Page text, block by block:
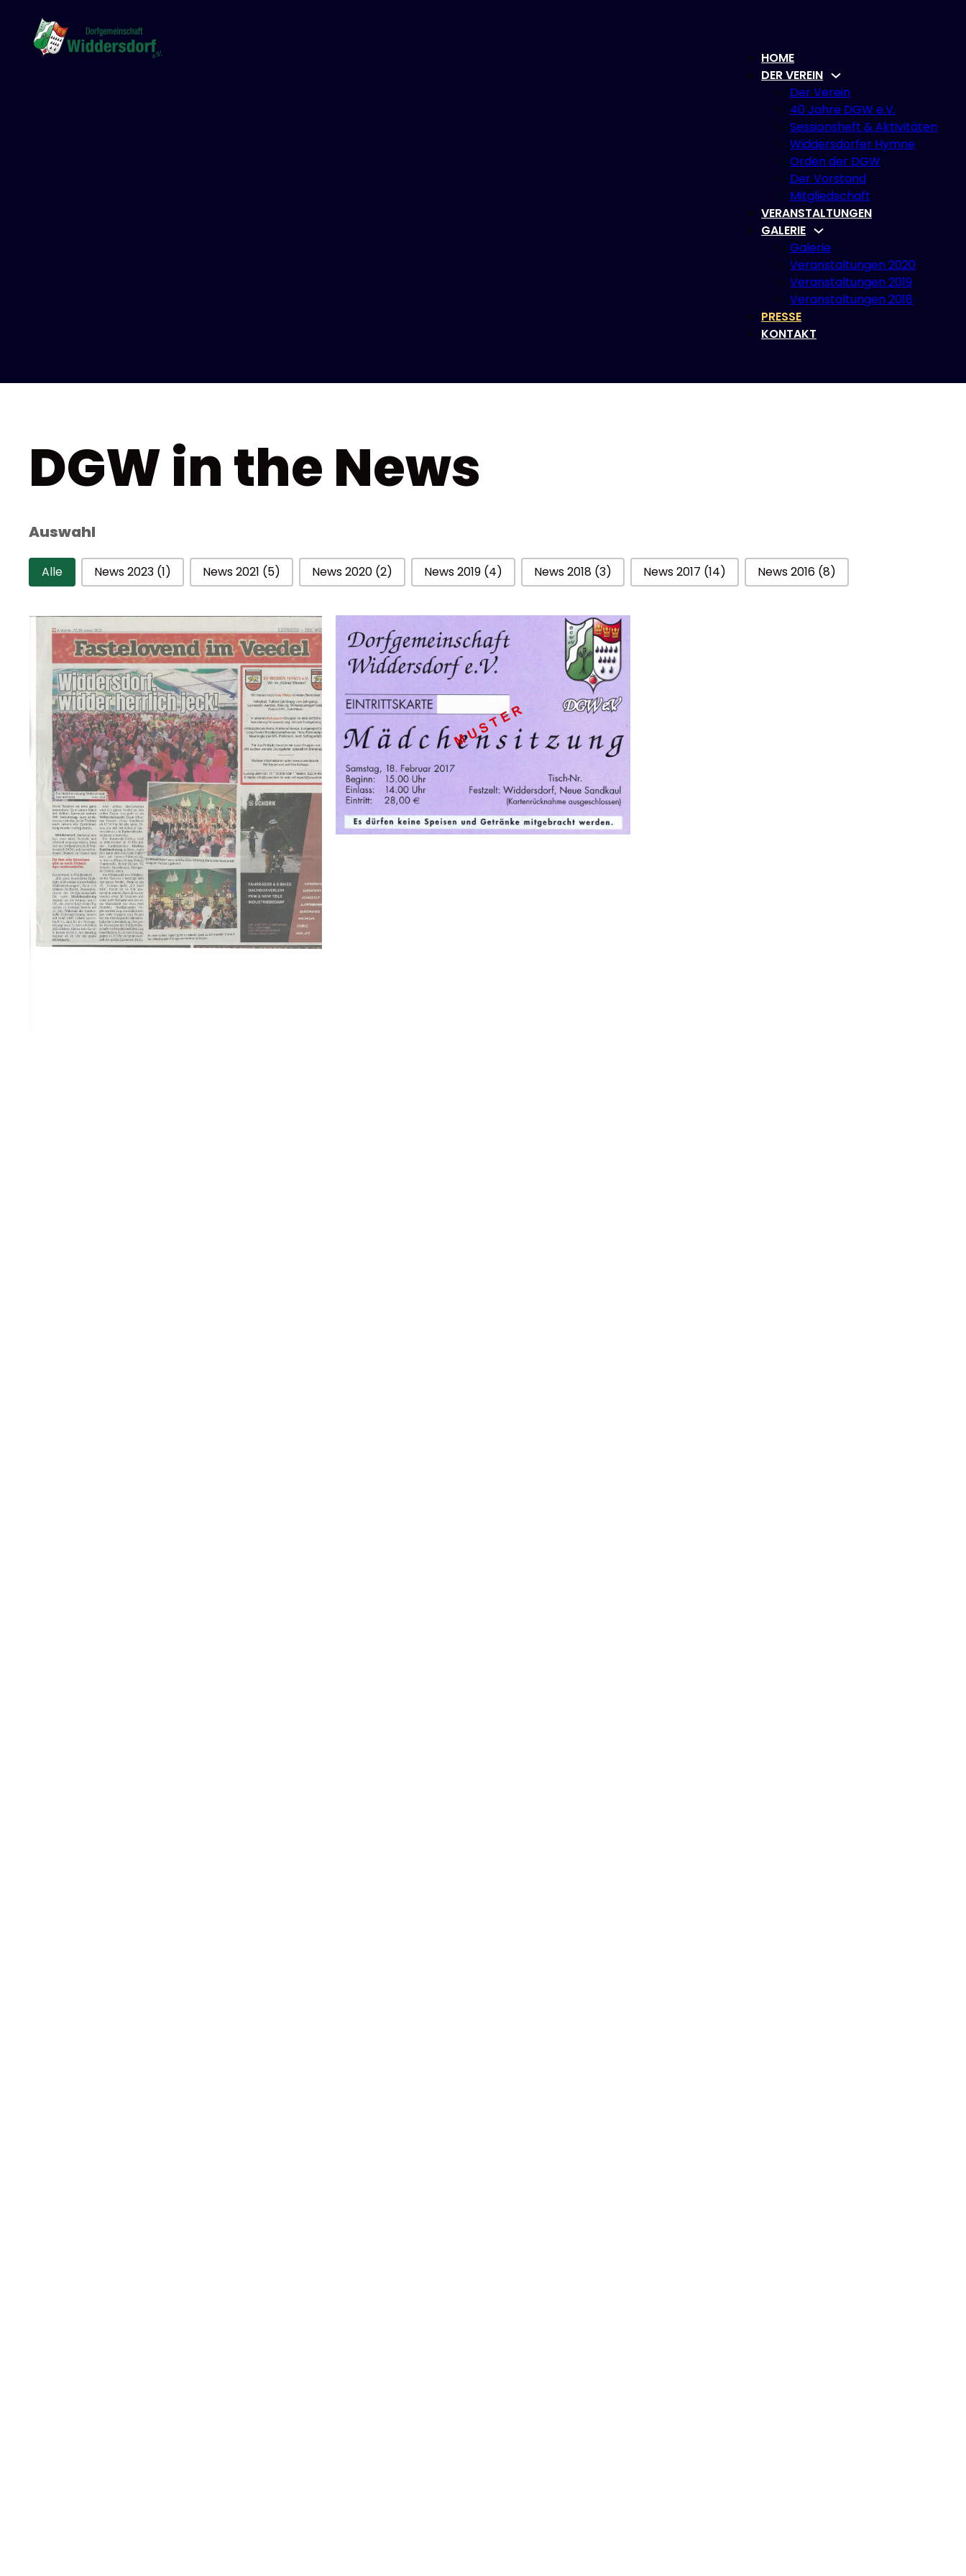
HOME
DER VEREIN
Der Verein
40 Jahre DGW e.V.
Sessionsheft & Aktivitäten
Widdersdorfer Hymne
Orden der DGW
Der Vorstand
Mitgliedschaft
VERANSTALTUNGEN
GALERIE
Galerie
Veranstaltungen 2020
Veranstaltungen 2019
Veranstaltungen 2018
PRESSE
KONTAKT
DGW in the News
Auswahl
Auswahl
Alle News 2023 (1) News 2021 (5) News 2020 (2) News 2019 (4) News 2018 (3) News 2017 (14) News 2016 (8)